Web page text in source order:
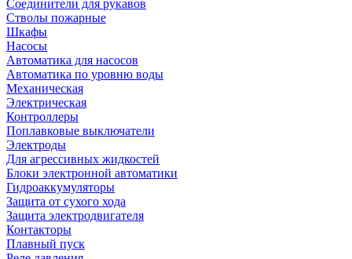
Соединители для рукавов
Стволы пожарные
Шкафы
Насосы
Автоматика для насосов
Автоматика по уровню воды
Механическая
Электрическая
Контроллеры
Поплавковые выключатели
Электроды
Для агрессивных жидкостей
Блоки электронной автоматики
Гидроаккумуляторы
Защита от сухого хода
Защита электродвигателя
Контакторы
Плавный пуск